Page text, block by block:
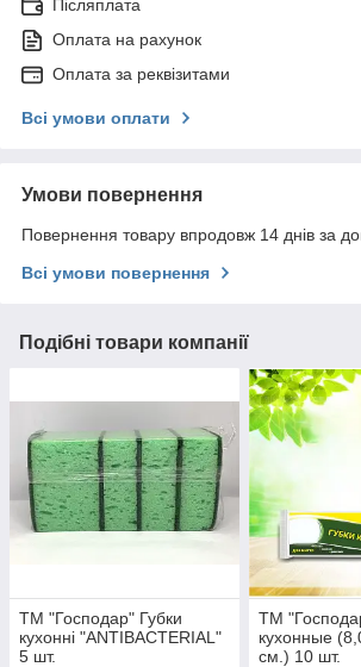
Післяплата
Оплата на рахунок
Оплата за реквізитами
Всі умови оплати
Умови повернення
Повернення товару впродовж 14 днів за
Всі умови повернення
Подібні товари компанії
ТМ "Господар" Губки
кухонні "ANTIBACTERIAL"
5 шт.
ТМ
кухонные
см.) 10 шт.